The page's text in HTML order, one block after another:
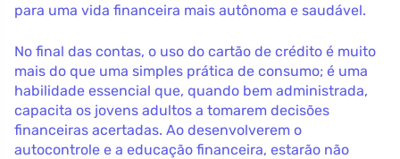
para uma vida financeira mais autônoma e saudável.
No final das contas, o uso do cartão de crédito é muito
mais do que uma simples prática de consumo; é uma
habilidade essencial que, quando bem administrada,
capacita os jovens adultos a tomarem decisões
financeiras acertadas. Ao desenvolverem o
autocontrole e a educação financeira, estarão não